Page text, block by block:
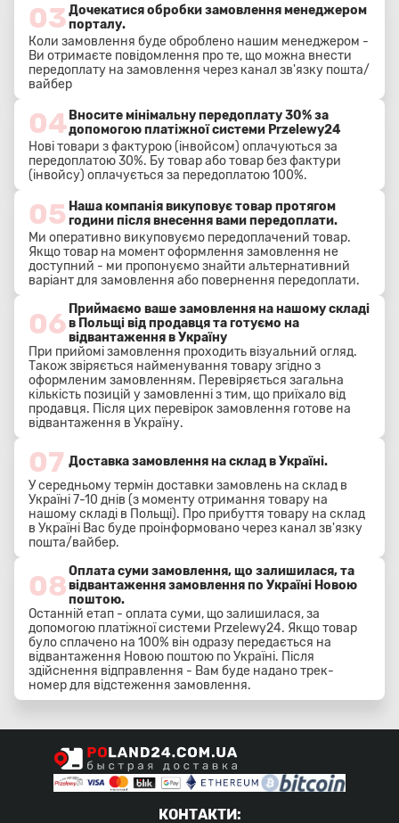
03Дочекатися обробки замовлення менеджером
порталу.
Коли замовлення буде оброблено нашим менеджером -
Ви отримаєте повідомлення про те, що можна внести
передоплату на замовлення через канал зв'язку пошта/
вайбер
04 Вносите мінімальну передоплату 30% за
допомогою платіжної системи Przelewy24
Нові товари з фактурою (інвойсом) оплачуються за
передоплатою 30%. Бу товар або товар без фактури
(інвойсу) оплачується за передоплатою 100%.
05 Наша компанія викуповує товар протягом
години після внесення вами передоплати.
Ми оперативно викуповуємо передоплачений товар.
Якщо товар на момент оформлення замовлення не
доступний - ми пропонуємо знайти альтернативний
варіант для замовлення або повернення передоплати.
06 Приймаємо ваше замовлення на нашому складі
в Польщі від продавця та готуємо на
відвантаження в Україну
При прийомі замовлення проходить візуальний огляд.
Також звіряється найменування товару згідно з
оформленим замовленням. Перевіряється загальна
кількість позицій у замовленні з тим, що приїхало від
продавця. Після цих перевірок замовлення готове на
відвантаження в Україну.
07 Доставка замовлення на склад в Україні.
У середньому термін доставки замовлень на склад в
Україні 7-10 днів (з моменту отримання товару на
нашому складі в Польщі). Про прибуття товару на склад
в Україні Вас буде проінформовано через канал зв'язку
пошта/вайбер.
08Оплата суми замовлення, що залишилася, та
відвантаження замовлення по Україні Новою
поштою.
Останній етап - оплата суми, що залишилася, за
допомогою платіжної системи Przelewy24. Якщо товар
було сплачено на 100% він одразу передається на
відвантаження Новою поштою по Україні. Після
здійснення відправлення - Вам буде надано трек-
номер для відстеження замовлення.
КОНТАКТИ: